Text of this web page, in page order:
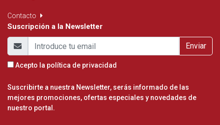
Contacto
Suscripción a la Newsletter
Enviar
Acepto la política de privacidad
Suscribirte a nuestra Newsletter, serás informado de las
mejores promociones, ofertas especiales y novedades de
nuestro portal.